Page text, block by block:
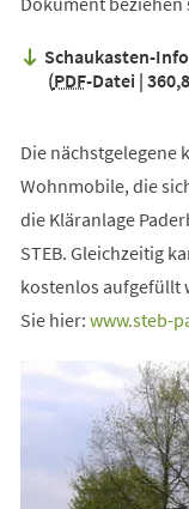
Schaukasten-
PDF-Datei
Die
Wohnmobile, die
die Kläranlage
STEB. Gleichzeitig
kostenlos aufgefüllt
Sie hier: www.steb-
(Öffnet